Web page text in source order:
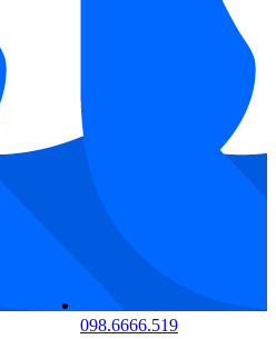
091.3333.518